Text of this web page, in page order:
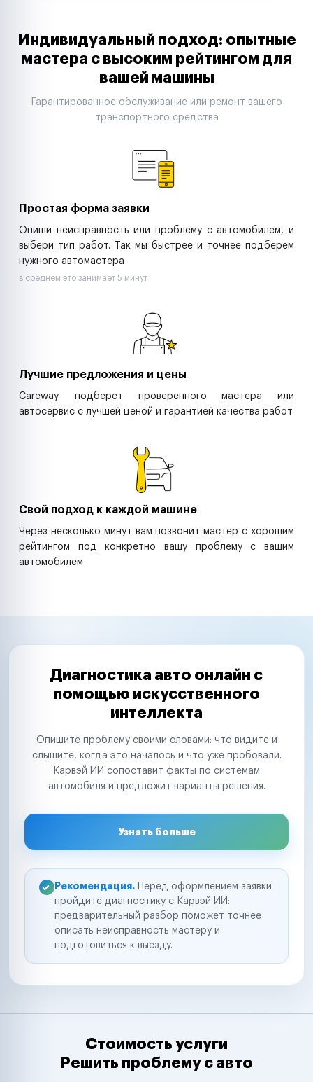
Таксопарки
Автодилеры
Строительные компании
Аренда спецтехники
Индивидуальный подход: опытные
мастера с высоким рейтингом для
вашей машины
Гарантированное обслуживание или ремонт вашего
транспортного средства
Простая форма заявки
Опиши неисправность или проблему с автомобилем, и
выбери тип работ. Так мы быстрее и точнее подберем
нужного автомастера
в среднем это занимает 5 минут
Лучшие предложения и цены
Careway подберет проверенного мастера или
автосервис с лучшей ценой и гарантией качества работ
Свой подход к каждой машине
Через несколько минут вам позвонит мастер с хорошим
рейтингом под конкретно вашу проблему с вашим
автомобилем
Диагностика авто онлайн с
помощью искусственного
интеллекта
Опишите проблему своими словами: что видите и
слышите, когда это началось и что уже пробовали.
Карвэй ИИ сопоставит факты по системам
автомобиля и предложит варианты решения.
Узнать больше
Рекомендация. Перед оформлением заявки
пройдите диагностику с Карвэй ИИ:
предварительный разбор поможет точнее
описать неисправность мастеру и
подготовиться к выезду.
Стоимость услуги
Решить проблему с авто